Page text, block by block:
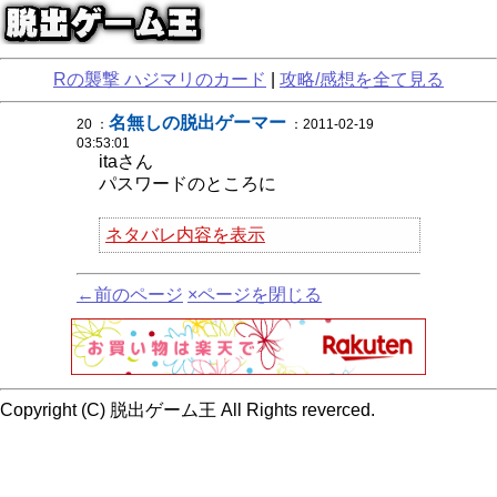
Rの襲撃 ハジマリのカード 攻略/感想を全て見る
20 ： 名無しの脱出ゲーマー ：2011-02-19
03:53:01
itaさん
パスワードのところに
ネタバレ内容を表示
←前のページ ×ページを閉じる
Copyright (C) 脱出ゲーム王 All Rights reverced.